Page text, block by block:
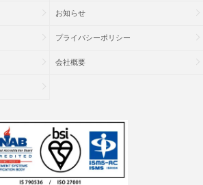
お知らせ
プライバシーポリシー
会社概要